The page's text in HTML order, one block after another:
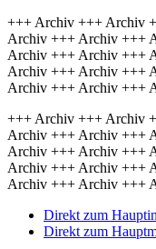
+++ Archiv +++ Archiv
Archiv +++ Archiv +++
Archiv +++ Archiv +++
Archiv +++ Archiv +++
Archiv +++ Archiv +++
+++ Archiv +++ Archiv
Archiv +++ Archiv +++
Archiv +++ Archiv +++
Archiv +++ Archiv +++
Archiv +++ Archiv +++
Direkt zum
Direkt zum